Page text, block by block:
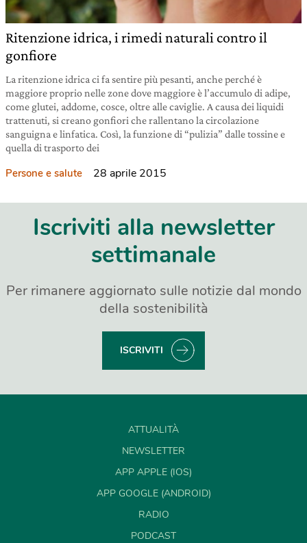
Ritenzione idrica, i rimedi naturali contro il
gonfiore
La ritenzione idrica ci fa sentire più pesanti, anche perché è
maggiore proprio nelle zone dove maggiore è l’accumulo di adipe,
come glutei, addome, cosce, oltre alle caviglie. A causa dei liquidi
trattenuti, si creano gonfiori che rallentano la circolazione
sanguigna e linfatica. Così, la funzione di “pulizia” dalle tossine e
quella di trasporto dei
Persone e salute 28 aprile 2015
Iscriviti alla newsletter
settimanale
Per rimanere aggiornato sulle notizie dal mondo
della sostenibilità
ISCRIVITI
ATTUALITÀ
NEWSLETTER
APP APPLE (IOS)
APP GOOGLE (ANDROID)
RADIO
PODCAST